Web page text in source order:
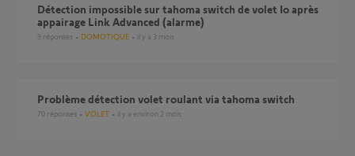
Détection impossible sur tahoma switch de volet Io après
appairage Link Advanced (alarme)
9 réponses DOMOTIQUE il y a 3 mois
Problème détection volet roulant via tahoma switch
70 réponses VOLET il y a environ 2 mois